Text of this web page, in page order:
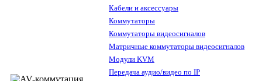
Кабели и аксессуары
Коммутаторы
Коммутаторы видеосигналов
Матричные коммутаторы видеосигналов
Модули KVM
Передача аудио/видео по IP